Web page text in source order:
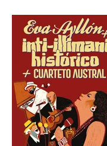
una nueva
gastronómica y
Cinema, un
inspirado en el
Hollywood, que
visitantes a distintos